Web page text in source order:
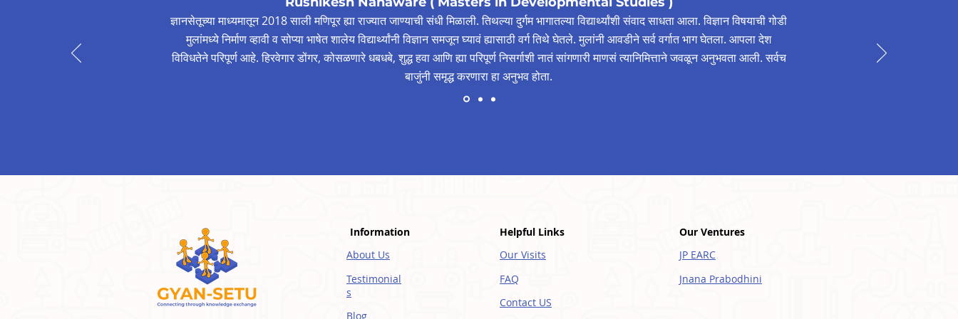
ज्ञानसेतूच्या माध्यमातून 2018 साली मणिपूर ह्या राज्यात जाण्याची संधी मिळाली. तिथल्या दुर्गम भागातल्या विद्यार्थ्यांशी संवाद साधता आला. विज्ञान विषयाची गोडी
मुलांमध्ये निर्माण व्हावी व सोप्या भाषेत शालेय विद्यार्थ्यांनी विज्ञान समजून घ्यावं ह्यासाठी वर्ग तिथे घेतले. मुलांनी आवडीने सर्व वर्गात भाग घेतला. आपला देश
विविधतेने परिपूर्ण आहे. हिरवेगार डोंगर, कोसळणारे धबधबे, शुद्ध हवा आणि ह्या परिपूर्ण निसर्गाशी नातं सांगणारी माणसं त्यानिमित्ताने जवळून अनुभवता आली. सर्वच
बाजुंनी समृद्ध करणारा हा अनुभव होता.
Information
About Us
Testimonial
s
Blog
Helpful Links
Our Visits
FAQ
Contact US
Our Ventures
JP EARC
Jnana Prabodhini